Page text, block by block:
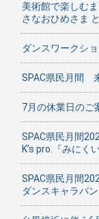
美術館で楽しむ
さなおひめさま
ダンスワークシ
SPAC県民月間
7月の休業日のご
SPAC県民月間
K’s pro.『みにく
SPAC県民月間
ダンスキャラバ